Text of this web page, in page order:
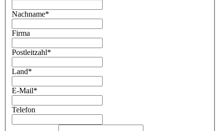
Nachname*
Firma
Postleitzahl*
Land*
E-Mail*
Telefon